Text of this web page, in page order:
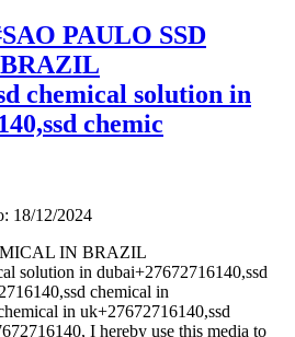
PAULO SSD
chemical solution in
chemic
18/12/2024
IN BRAZIL
solution in dubai+27672716140,ssd
chemical in
in uk+27672716140,ssd
I hereby use this media to